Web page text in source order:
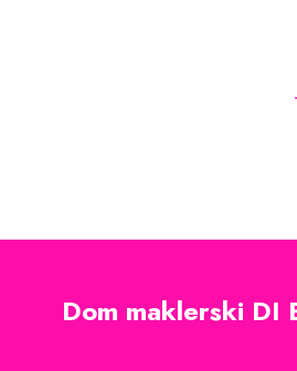
Dom maklerski DI